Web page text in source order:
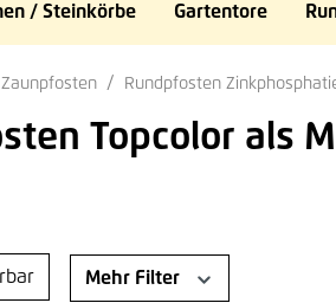
/ Steinkörbe Gartentore
Zaunpfosten Rundpfosten
Topcolor als
Mehr Filter